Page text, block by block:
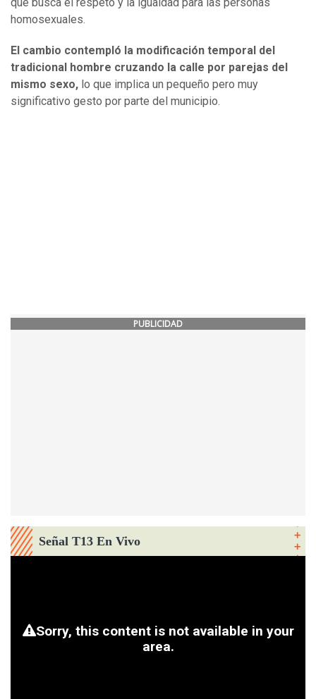
homosexuales.
El cambio contempló la modificación temporal del
tradicional hombre cruzando la calle por parejas del
mismo sexo, lo que implica un pequeño pero muy
significativo gesto por parte del municipio.
PUBLICIDAD
Señal T13 En Vivo